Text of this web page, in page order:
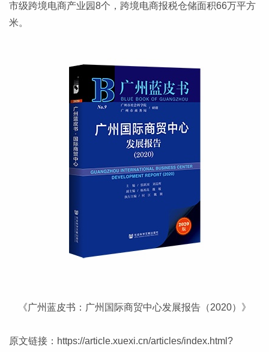
市级跨境电商产业园8个，跨境电商报税仓储面积66万平方
米。
《广州蓝皮书：广州国际商贸中心发展报告（2020）》
原文链接： https://article.xuexi.cn/articles/index.html?